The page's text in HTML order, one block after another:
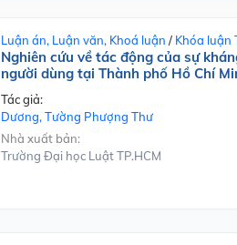
Luận án, Luận văn, Khoá luận / Khóa luận
Nghiên cứu về tác động của sự
người dùng tại Thành phố Hồ Chí
Tác giả:
Dương, Tường Phượng Thư
Nhà xuất bản:
Trường Đại học Luật TP.HCM